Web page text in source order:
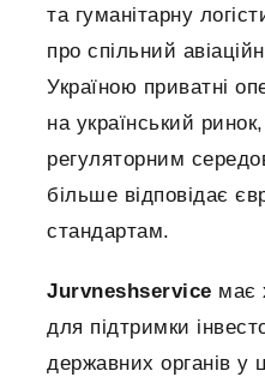
та гуманітарну
про спільний
Україною приватні
на український ринок,
регуляторним
більше відповідає
стандартам.
Jurvneshservice має
для підтримки
державних органів у